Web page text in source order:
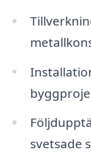
svetsade